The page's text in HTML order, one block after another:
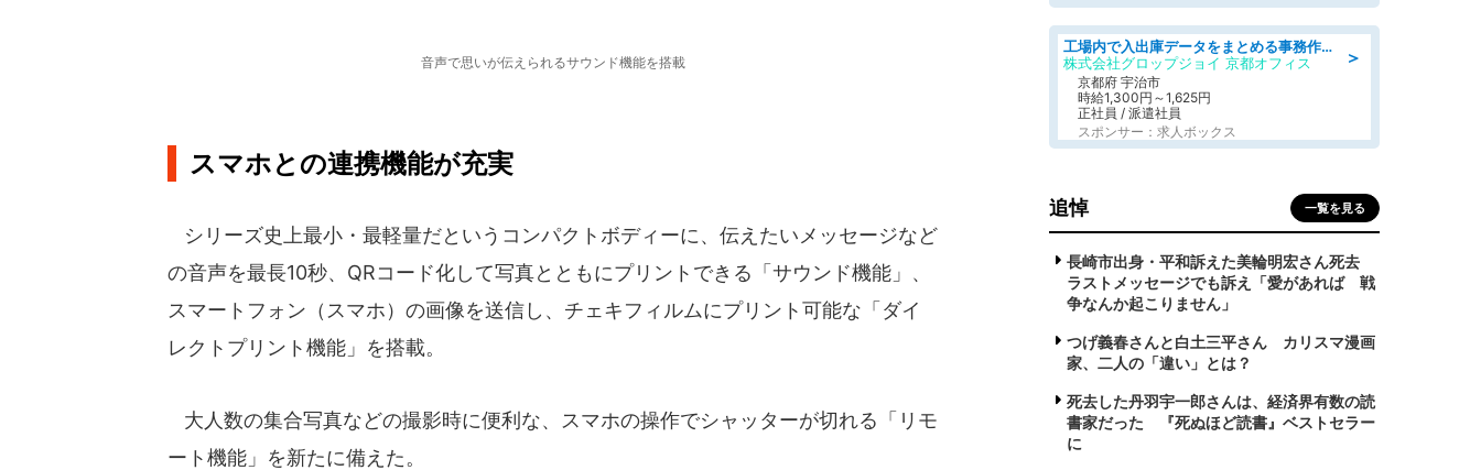
音声で思いが伝えられるサウンド機能を搭載
スマホとの連携機能が充実
シリーズ史上最小・最軽量だというコンパクトボディーに、伝えたいメッセージなど
の音声を最長10秒、QRコード化して写真とともにプリントできる「サウンド機能」、
スマートフォン（スマホ）の画像を送信し、チェキフィルムにプリント可能な「ダイ
レクトプリント機能」を搭載。
大人数の集合写真などの撮影時に便利な、スマホの操作でシャッターが切れる「リモ
ート機能」を新たに備えた。
＞
工場内で入出庫データをまとめる事務作業/車通勤OK/交通費支給/食堂あり
株式会社グロップジョイ 京都オフィス
京都府 宇治市
時給1,300円～1,625円
正社員 / 派遣社員
スポンサー：求人ボックス
追悼 一覧を見る
長崎市出身・平和訴えた美輪明宏さん死去
ラストメッセージでも訴え「愛があれば 戦
争なんか起こりません」
つげ義春さんと白土三平さん カリスマ漫画
家、二人の「違い」とは？
死去した丹羽宇一郎さんは、経済界有数の読
書家だった 『死ぬほど読書』ベストセラー
に